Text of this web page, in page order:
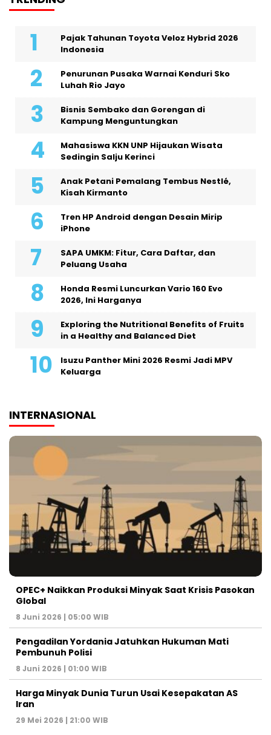
Pajak Tahunan Toyota Veloz Hybrid 2026
Indonesia
Penurunan Pusaka Warnai Kenduri Sko
Luhah Rio Jayo
Bisnis Sembako dan Gorengan di
Kampung Menguntungkan
Mahasiswa KKN UNP Hijaukan Wisata
Sedingin Salju Kerinci
Anak Petani Pemalang Tembus Nestlé,
Kisah Kirmanto
Tren HP Android dengan Desain Mirip
iPhone
SAPA UMKM: Fitur, Cara Daftar, dan
Peluang Usaha
Honda Resmi Luncurkan Vario 160 Evo
2026, Ini Harganya
Exploring the Nutritional Benefits of Fruits
in a Healthy and Balanced Diet
Isuzu Panther Mini 2026 Resmi Jadi MPV
Keluarga
INTERNASIONAL
OPEC+ Naikkan Produksi Minyak Saat Krisis Pasokan
Global
8 Juni 2026 | 05:00 WIB
Pengadilan Yordania Jatuhkan Hukuman Mati
Pembunuh Polisi
8 Juni 2026 | 01:00 WIB
Harga Minyak Dunia Turun Usai Kesepakatan AS
Iran
29 Mei 2026 | 21:00 WIB